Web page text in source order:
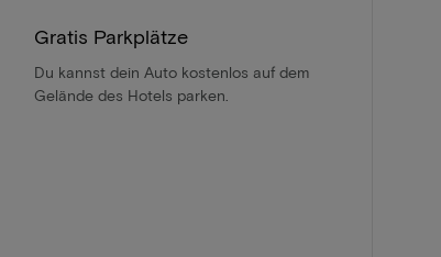
Gratis Parkplätze
Du kannst dein Auto kostenlos auf dem
Gelände des Hotels parken.